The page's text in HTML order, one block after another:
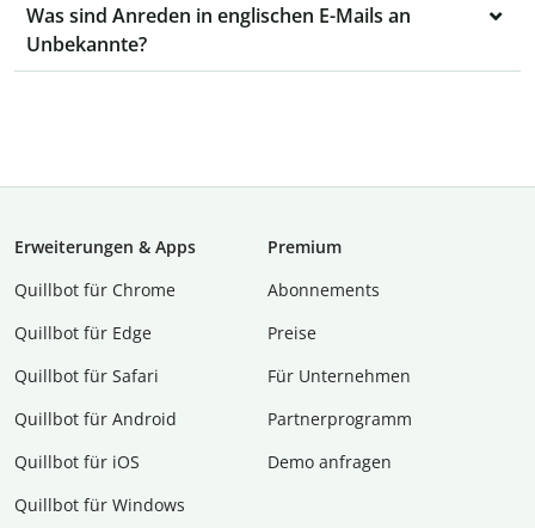
Was sind Anreden in englischen E-Mails an
Unbekannte?
Erweiterungen & Apps
Quillbot für Chrome
Quillbot für Edge
Quillbot für Safari
Quillbot für Android
Quillbot für iOS
Quillbot für Windows
Premium
Abon­ne­ments
Preise
Für Unternehmen
Partnerprogramm
Demo anfragen